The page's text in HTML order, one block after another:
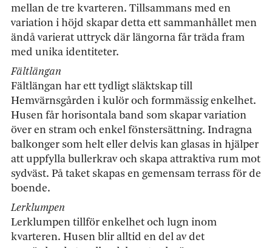
mellan de tre kvarteren. Tillsammans med en
variation i höjd skapar detta ett sammanhållet men
ändå varierat uttryck där längorna får träda fram
med unika identiteter.
Fältlängan
Fältlängan har ett tydligt släktskap till
Hemvärnsgården i kulör och formmässig enkelhet.
Husen får horisontala band som skapar variation
över en stram och enkel fönstersättning. Indragna
balkonger som helt eller delvis kan glasas in hjälper
att uppfylla bullerkrav och skapa attraktiva rum mot
sydväst. På taket skapas en gemensam terrass för de
boende.
Lerklumpen
Lerklumpen tillför enkelhet och lugn inom
kvarteren. Husen blir alltid en del av det